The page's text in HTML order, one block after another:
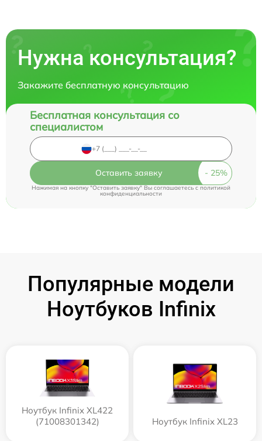
Нужна консультация?
Закажите бесплатную консультацию
Бесплатная консультация со
специалистом
Оставить заявку
Нажимая на кнопку "Оставить заявку" Вы соглашаетесь cполитикой
конфиденциальности
Популярные модели
Ноутбуков Infinix
Ноутбук Infinix XL422
(71008301342)
Ноутбук Infinix XL23